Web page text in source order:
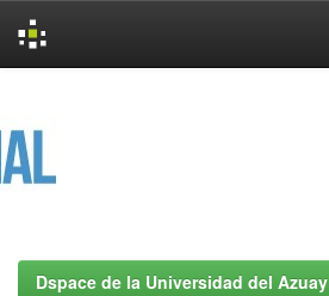
Dspace de la Universidad del Azuay